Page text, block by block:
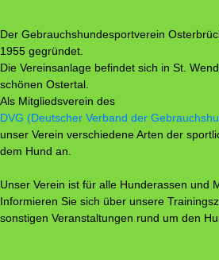
Der Gebrauchshundesportverein
1955 gegründet.
Die Vereinsanlage befindet sich in St.
schönen Ostertal.
Als Mitgliedsverein des
DVG (Deutscher Verband der
unser Verein verschiedene Arten der
dem Hund an.
Unser Verein ist für alle Hunderassen und
Informieren Sie sich über unsere
sonstigen Veranstaltungen rund um den